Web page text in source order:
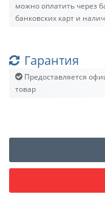
можно оплатить через
банковских карт и
Гарантия
Предоставляется
товар